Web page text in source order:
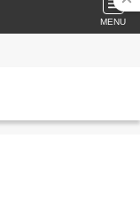
MENU